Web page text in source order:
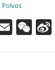
, Polvos
Email